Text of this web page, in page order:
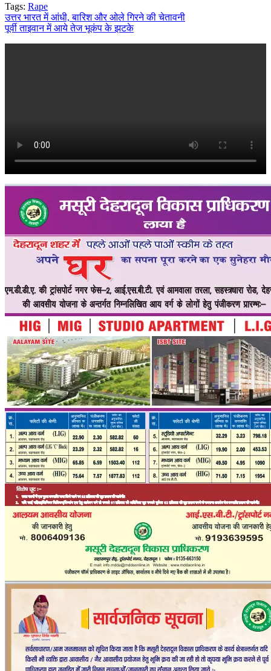
Tags: Rape
Post
navigation
उत्तर भारत में आंधी, बारिश और ओले गिरने की चेतावनी
पूर्वी ताइवान में आये तेज भूकंप के झटके